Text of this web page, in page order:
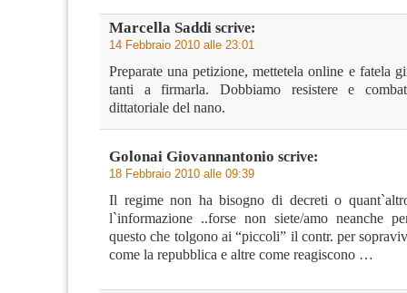
Marcella Saddi scrive:
14 Febbraio 2010 alle 23:01
Preparate una petizione, mettetela online e fatela
tanti a firmarla. Dobbiamo resistere e
dittatoriale del nano.
Golonai Giovannantonio scrive:
18 Febbraio 2010 alle 09:39
Il regime non ha bisogno di decreti o
l`informazione ..forse non siete/amo neanche
questo che tolgono ai “piccoli” il contr. per
come la repubblica e altre come reagiscono …